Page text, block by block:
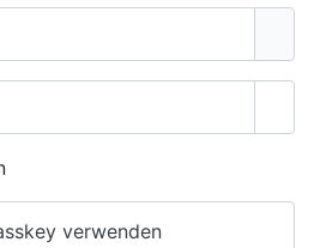
verwenden